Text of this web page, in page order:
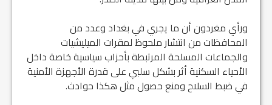
ورأي مغردون أن ما يجري في بغداد وعدد من
المحافظات من انتشار ملحوظ لمقرات الميليشيات
والجماعات المسلحة المرتبطة بأحزاب سياسية خاصة داخل
الأحياء السكنية أثر بشكل سلبي على قدرة الأجهزة الأمنية
في ضبط السلاح ومنع حصول مثل هكذا حوادث.